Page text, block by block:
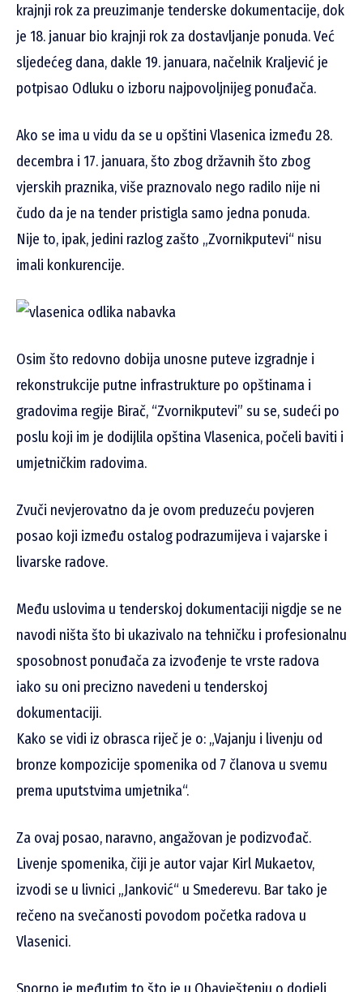
krajnji rok za preuzimanje tenderske dokumentacije, dok
je 18. januar bio krajnji rok za dostavljanje ponuda. Već
sljedećeg dana, dakle 19. januara, načelnik Kraljević je
potpisao Odluku o izboru najpovoljnijeg ponuđača.
Ako se ima u vidu da se u opštini Vlasenica između 28.
decembra i 17. januara, što zbog državnih što zbog
vjerskih praznika, više praznovalo nego radilo nije ni
čudo da je na tender pristigla samo jedna ponuda.
Nije to, ipak, jedini razlog zašto „Zvornikputevi“ nisu
imali konkurencije.
Osim što redovno dobija unosne puteve izgradnje i
rekonstrukcije putne infrastrukture po opštinama i
gradovima regije Birač, “Zvornikputevi” su se, sudeći po
poslu koji im je dodijlila opština Vlasenica, počeli baviti i
umjetničkim radovima.
Zvuči nevjerovatno da je ovom preduzeću povjeren
posao koji između ostalog podrazumijeva i vajarske i
livarske radove.
Među uslovima u tenderskoj dokumentaciji nigdje se ne
navodi ništa što bi ukazivalo na tehničku i profesionalnu
sposobnost ponuđača za izvođenje te vrste radova
iako su oni precizno navedeni u tenderskoj
dokumentaciji.
Kako se vidi iz obrasca riječ je o: „Vajanju i livenju od
bronze kompozicije spomenika od 7 članova u svemu
prema uputstvima umjetnika“.
Za ovaj posao, naravno, angažovan je podizvođač.
Livenje spomenika, čiji je autor vajar Kirl Mukaetov,
izvodi se u livnici „Janković“ u Smederevu. Bar tako je
rečeno na svečanosti povodom početka radova u
Vlasenici.